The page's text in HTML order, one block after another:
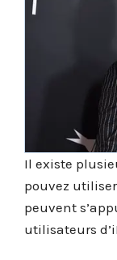
Il existe
pouvez
peuvent
utilisateurs